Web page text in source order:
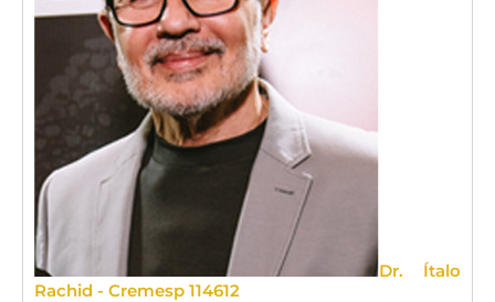
Dr. Ítalo
Rachid - Cremesp 114612